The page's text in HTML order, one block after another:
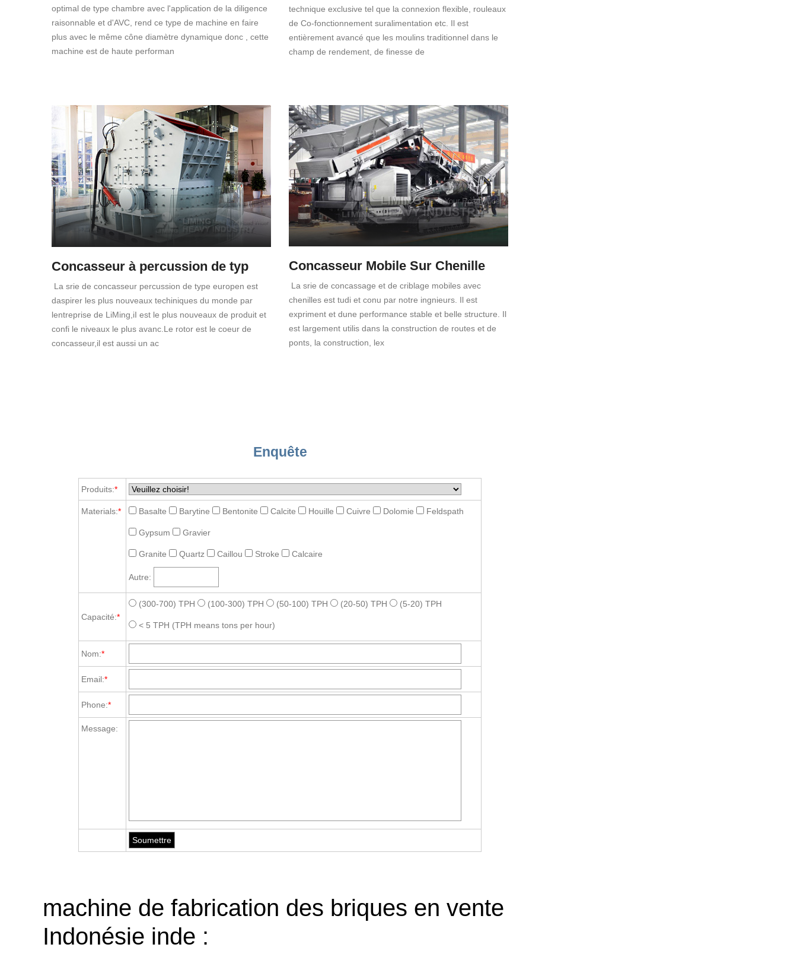
optimal de type chambre avec l'application de la diligence
raisonnable et d'AVC, rend ce type de machine en faire
plus avec le même cône diamètre dynamique donc , cette
machine est de haute performan
technique exclusive tel que la connexion flexible, rouleaux
de Co-fonctionnement suralimentation etc. Il est
entièrement avancé que les moulins traditionnel dans le
champ de rendement, de finesse de
Concasseur à percussion de typ
La srie de concasseur percussion de type europen est
daspirer les plus nouveaux techiniques du monde par
lentreprise de LiMing,iI est le plus nouveaux de produit et
confi le niveaux le plus avanc.Le rotor est le coeur de
concasseur,il est aussi un ac
Concasseur Mobile Sur Chenille
La srie de concassage et de criblage mobiles avec
chenilles est tudi et conu par notre ingnieurs. Il est
expriment et dune performance stable et belle structure. Il
est largement utilis dans la construction de routes et de
ponts, la construction, lex
Enquête
Produits:*
Materials:* Basalte Barytine Bentonite Calcite Houille Cuivre Dolomie Feldspath
Gypsum Gravier
Granite Quartz Caillou Stroke Calcaire
Autre:
Capacité:*
(300-700) TPH (100-300) TPH (50-100) TPH (20-50) TPH (5-20) TPH
< 5 TPH (TPH means tons per hour)
Nom:*
Email:*
Phone:*
Message:
machine de fabrication des briques en vente
Indonésie inde :